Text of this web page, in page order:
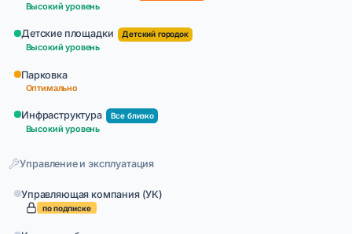
Высокий уровень
Детские площадки Детский городок
Высокий уровень
Парковка
Оптимально
Инфраструктура Все близко
Высокий уровень
Управление и эксплуатация
Управляющая компания (УК)
по подписке